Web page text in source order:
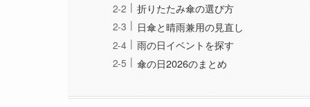
折りたたみ傘の選び方
日傘と晴雨兼用の見直し
雨の日イベントを探す
傘の日2026のまとめ